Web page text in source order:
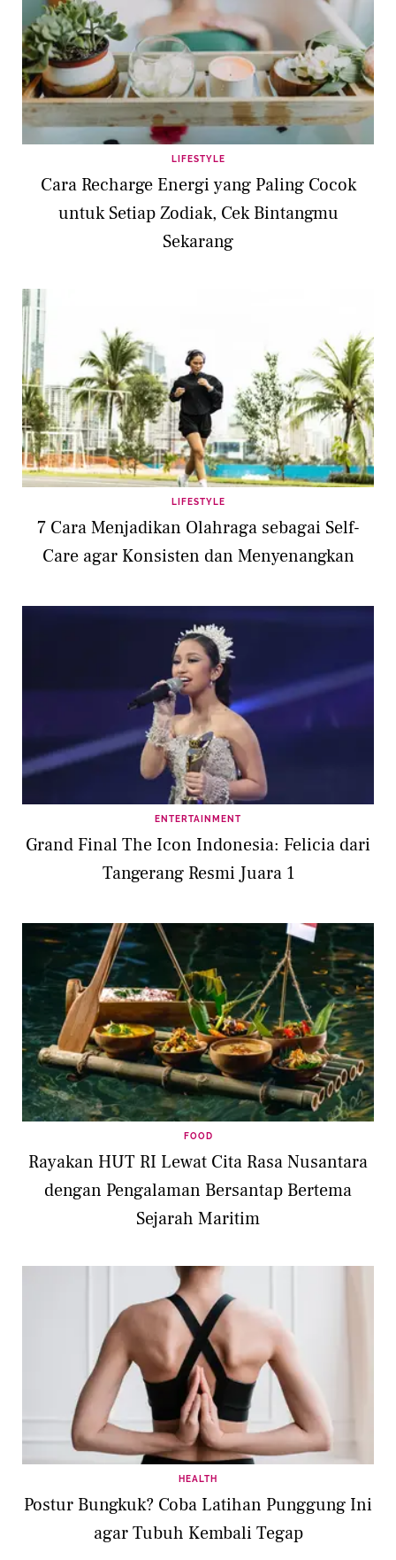
LIFESTYLE
Cara Recharge Energi yang Paling Cocok
untuk Setiap Zodiak, Cek Bintangmu
Sekarang
LIFESTYLE
7 Cara Menjadikan Olahraga sebagai Self-
Care agar Konsisten dan Menyenangkan
ENTERTAINMENT
Grand Final The Icon Indonesia: Felicia dari
Tangerang Resmi Juara 1
FOOD
Rayakan HUT RI Lewat Cita Rasa Nusantara
dengan Pengalaman Bersantap Bertema
Sejarah Maritim
HEALTH
Postur Bungkuk? Coba Latihan Punggung Ini
agar Tubuh Kembali Tegap